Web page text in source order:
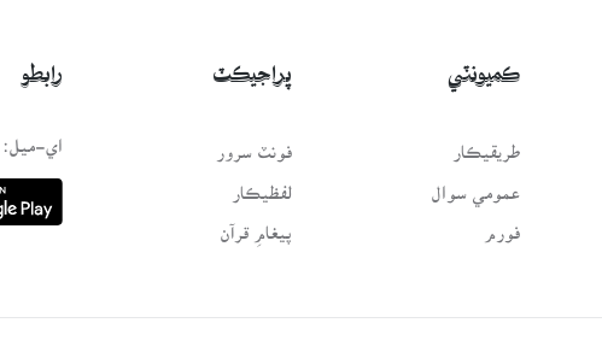
ڪميونٽي
طريقيڪار
عمومي سوال
فورم
پراجيڪٽ
فونٽ سرور
لفظيڪار
پيغامِ قرآن
رابطو
اي-ميل: